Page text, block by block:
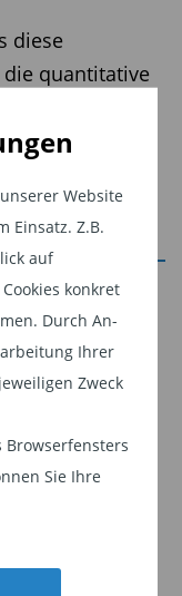
Website
Einsatz. Z.B.
auf
konkret
Durch An-
Ihrer
Zweck
Browserfensters
Sie Ihre
diese
quantitative
die
und das
und unsere
und Strategien
die
steht.
in Zukunft
unsere Palette
Anleger
bestätigen
Anleger sind